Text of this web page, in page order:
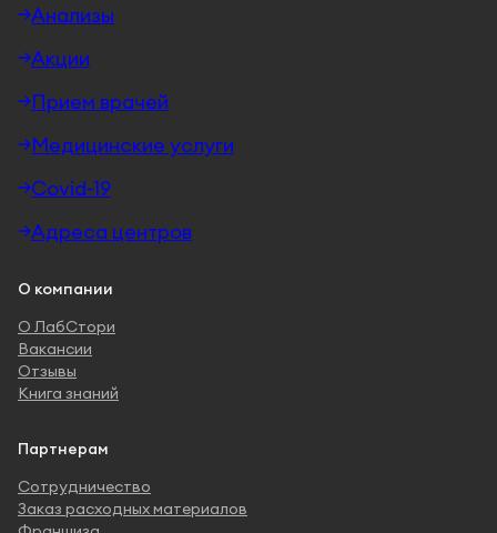
Анализы
Акции
Прием врачей
Медицинские услуги
Covid-19
Адреса центров
О компании
О ЛабСтори
Вакансии
Отзывы
Книга знаний
Партнерам
Сотрудничество
Заказ расходных материалов